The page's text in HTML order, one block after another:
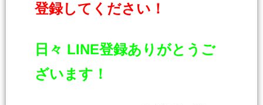
登録してください！
日々 LINE登録ありがとうご
ざいます！